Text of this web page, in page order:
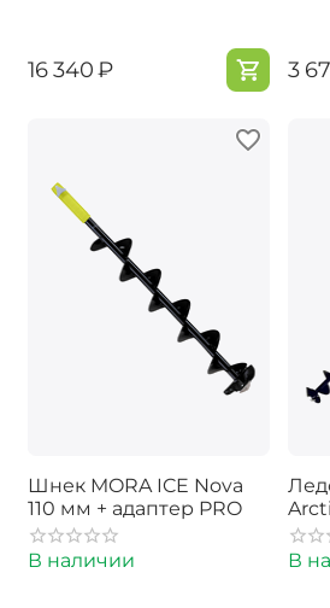
‍16 340‍₽ ‍3
Шнек MORA ICE Nova
110 мм + адаптер PRO
В наличии В